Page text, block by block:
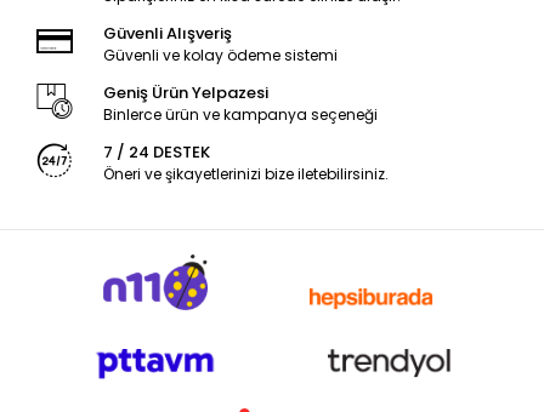
Güvenli Alışveriş
Güvenli ve kolay ödeme sistemi
Geniş Ürün Yelpazesi
Binlerce ürün ve kampanya seçeneği
7 / 24 DESTEK
Öneri ve şikayetlerinizi bize iletebilirsiniz.